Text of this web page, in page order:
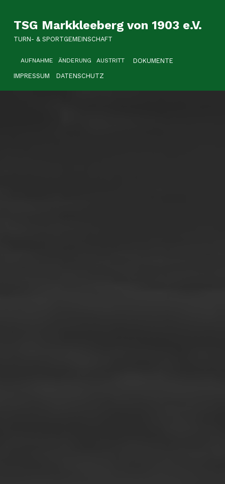
TSG Markkleeberg von 1903 e.V.
TURN- & SPORTGEMEINSCHAFT
AUFNAHME ÄNDERUNG AUSTRITT DOKUMENTE
IMPRESSUM DATENSCHUTZ